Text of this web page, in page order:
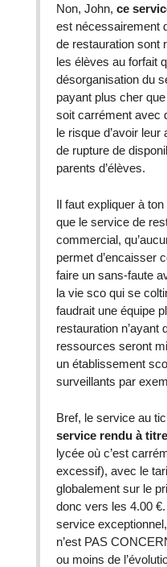
Non, John, ce
est nécessairement
de restauration sont
les élèves au forfait
désorganisation du
payant plus cher
soit carrément avec
le risque d’avoir
de rupture de
parents d’élèves.
Il faut expliquer à
que le service de
commercial,
permet d’encaisser
faire un sans-faute
la vie sco qui se
faudrait une équipe
restauration n’ayant
ressources seront
un établissement
surveillants par
Bref, le service au
service rendu à
lycée où c’est
excessif), avec le
globalement sur le
donc vers les 4.00
service
n’est PAS
ou moins de